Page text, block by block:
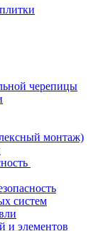
черепицы
монтаж)
систем
и элементов